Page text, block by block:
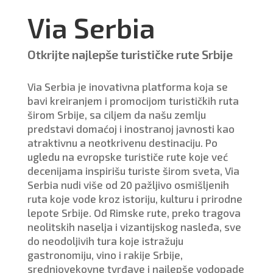
Via Serbia
Otkrijte najlepše turističke rute Srbije
Via Serbia je inovativna platforma koja se
bavi kreiranjem i promocijom turističkih ruta
širom Srbije, sa ciljem da našu zemlju
predstavi domaćoj i inostranoj javnosti kao
atraktivnu a neotkrivenu destinaciju. Po
ugledu na evropske turističe rute koje već
decenijama inspirišu turiste širom sveta, Via
Serbia nudi više od 20 pažljivo osmišljenih
ruta koje vode kroz istoriju, kulturu i prirodne
lepote Srbije. Od Rimske rute, preko tragova
neolitskih naselja i vizantijskog nasleđa, sve
do neodoljivih tura koje istražuju
gastronomiju, vino i rakije Srbije,
srednjovekovne tvrđave i najlepše vodopade